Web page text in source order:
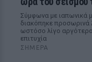
Σύμφωνα με ιαπωνικά
διακόπηκε προσωρινά
ωστόσο λίγο
επιτυχία
ΣΉΜΕΡΑ